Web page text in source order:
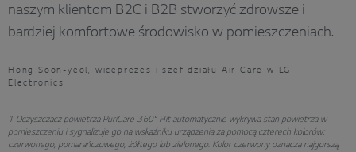
naszym klientom B2C i B2B stworzyć zdrowsze i
bardziej komfortowe środowisko w pomieszczeniach.
Hong Soon-yeol, wiceprezes i szef działu Air Care w LG
Electronics
1 Oczyszczacz powietrza PuriCare 360° Hit automatycznie wykrywa stan powietrza w
pomieszczeniu i sygnalizuje go na wskaźniku urządzenia za pomocą czterech kolorów:
czerwonego, pomarańczowego, żółtego lub zielonego. Kolor czerwony oznacza najgorszą